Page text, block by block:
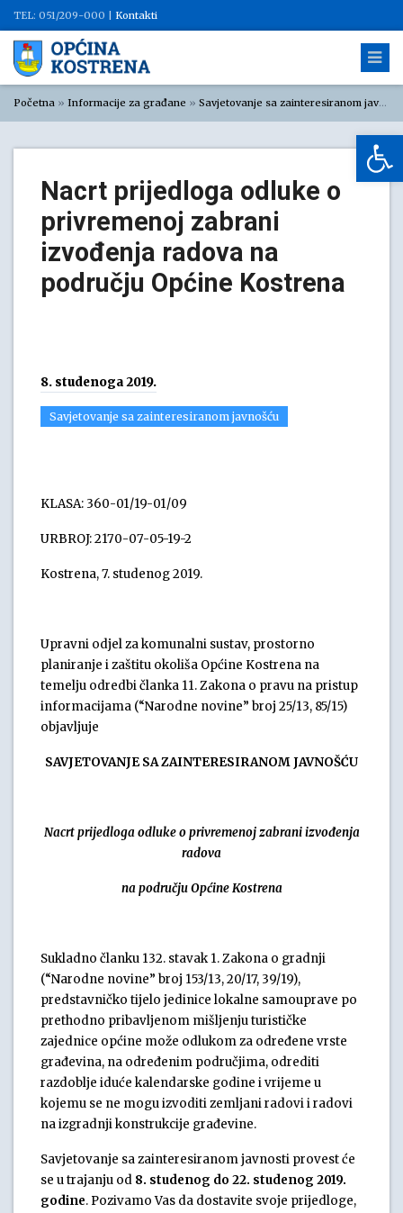
TEL: 051/209-000 | Kontakti
Početna » Informacije za građane » Savjetovanje sa zainteresiranom javnošću
Nacrt prijedloga odluke o
privremenoj zabrani
izvođenja radova na
području Općine Kostrena
8. studenoga 2019.
Savjetovanje sa zainteresiranom javnošću
KLASA: 360-01/19-01/09
URBROJ: 2170-07-05-19-2
Kostrena, 7. studenog 2019.
Upravni odjel za komunalni sustav, prostorno
planiranje i zaštitu okoliša Općine Kostrena na
temelju odredbi članka 11. Zakona o pravu na pristup
informacijama (“Narodne novine” broj 25/13, 85/15)
objavljuje
SAVJETOVANJE SA ZAINTERESIRANOM JAVNOŠĆU
Nacrt prijedloga odluke o privremenoj zabrani izvođenja
radova
na području Općine Kostrena
Sukladno članku 132. stavak 1. Zakona o gradnji
(“Narodne novine” broj 153/13, 20/17, 39/19),
predstavničko tijelo jedinice lokalne samouprave po
prethodno pribavljenom mišljenju turističke
zajednice općine može odlukom za određene vrste
građevina, na određenim područjima, odrediti
razdoblje iduće kalendarske godine i vrijeme u
kojemu se ne mogu izvoditi zemljani radovi i radovi
na izgradnji konstrukcije građevine.
Savjetovanje sa zainteresiranom javnosti provest će
se u trajanju od 8. studenog do 22. studenog 2019.
godine. Pozivamo Vas da dostavite svoje prijedloge,